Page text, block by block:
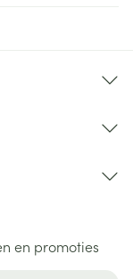
en promoties